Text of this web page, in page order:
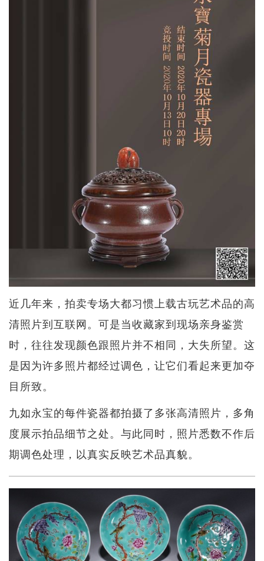
近几年来，拍卖专场大都习惯上载古玩艺术品的高
清照片到互联网。可是当收藏家到现场亲身鉴赏
时，往往发现颜色跟照片并不相同，大失所望。这
是因为许多照片都经过调色，让它们看起来更加夺
目所致。
九如永宝的每件瓷器都拍摄了多张高清照片，多角
度展示拍品细节之处。与此同时，照片悉数不作后
期调色处理，以真实反映艺术品真貌。